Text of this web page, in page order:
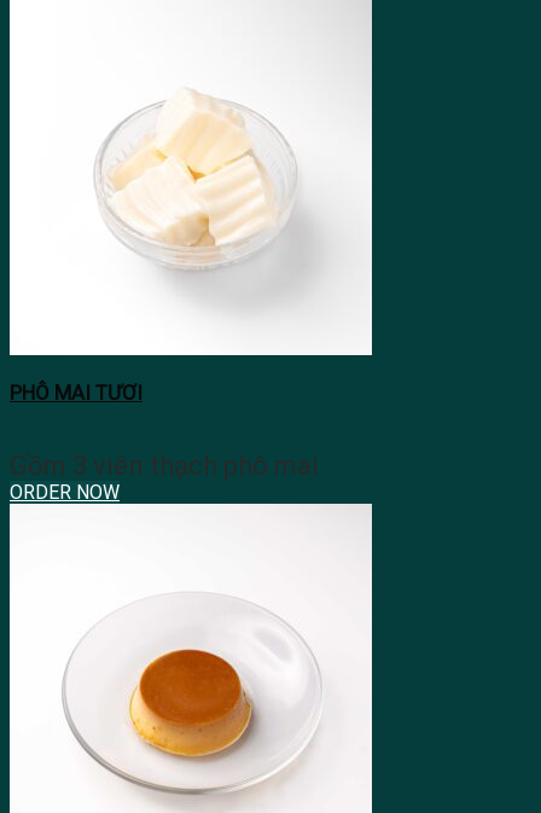
PHÔ MAI TƯƠI
Gồm 3 viên thạch phô mai
ORDER NOW